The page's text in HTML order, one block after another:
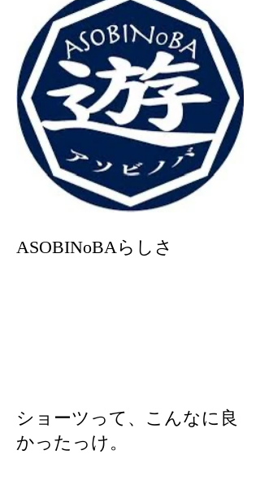
ASOBINoBAらしさ
ショーツって、こんなに良
かったっけ。